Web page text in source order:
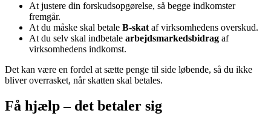
At justere din forskudsopgørelse, så begge indkomster
fremgår.
At du måske skal betale B-skat af virksomhedens overskud.
At du selv skal indbetale arbejdsmarkedsbidrag af
virksomhedens indkomst.
Det kan være en fordel at sætte penge til side løbende, så du ikke
bliver overrasket, når skatten skal betales.
Få hjælp – det betaler sig